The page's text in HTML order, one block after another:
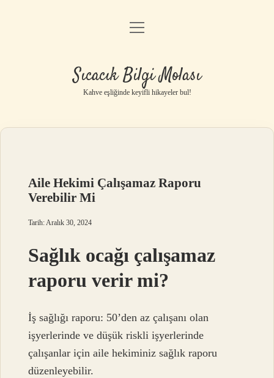
Anasayfa
Yasal Uyarı
menüyü
Sıcacık Bilgi Molası
Kahve eşliğinde keyifli hikayeler bul!
Aile Hekimi Çalışamaz Raporu
Verebilir Mi
Tarih: Aralık 30, 2024
Sağlık ocağı çalışamaz
raporu verir mi?
İş sağlığı raporu: 50’den az çalışanı olan
işyerlerinde ve düşük riskli işyerlerinde
çalışanlar için aile hekiminiz sağlık raporu
düzenleyebilir.